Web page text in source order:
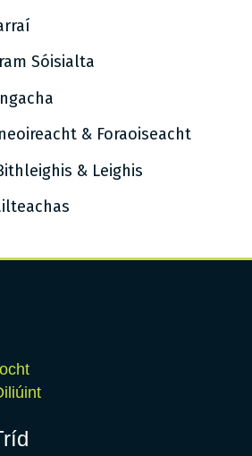
Sóisialta
& Foraoiseacht
& Leighis